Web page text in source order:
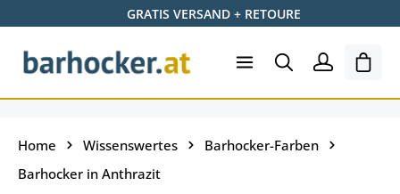
Zum Hauptinhalt springenGRATIS VERSAND + RETOURE
Home Wissenswertes
Barhocker-Farben
Barhocker in Anthrazit